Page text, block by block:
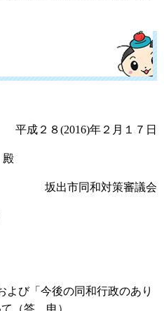
平成２８(2016)年２月１７日
対策審議会
川 亘
よび「今後の同和行政のあり
（答 申）